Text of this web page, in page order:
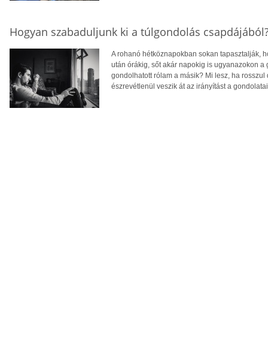
Hogyan szabaduljunk ki a túlgondolás
A rohanó hétköznapokban sokan tapasztalják,
után órákig, sőt akár napokig is ugyanazokon
gondolhatott rólam a másik? Mi lesz, ha
észrevétlenül veszik át az irányítást a